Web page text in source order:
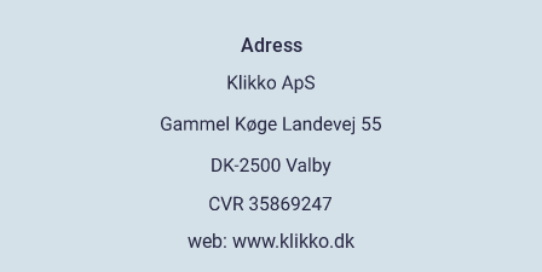
Adress
web: www.klikko.dk